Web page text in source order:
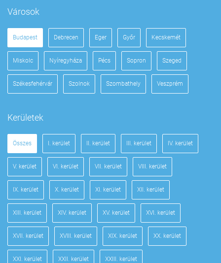
Városok
Budapest Debrecen Eger Győr Kecskemét
Miskolc Nyíregyháza Pécs Sopron Szeged
Székesfehérvár Szolnok Szombathely Veszprém
Kerületek
Összes I. kerület II. kerület III. kerület IV. kerület
V. kerület VI. kerület VII. kerület VIII. kerület
IX. kerület X. kerület XI. kerület XII. kerület
XIII. kerület XIV. kerület XV. kerület XVI. kerület
XVII. kerület XVIII. kerület XIX. kerület XX. kerület
XXI. kerület XXII. kerület XXIII. kerület